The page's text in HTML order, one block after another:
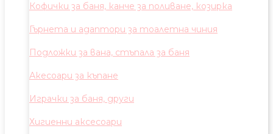
Кофички за баня, канче за поливане, козирка
Гърнета и адаптори за тоалетна чиния
Подложки за вана, стъпала за баня
Акесоари за къпане
Играчки за баня, други
Хигиенни аксесоари